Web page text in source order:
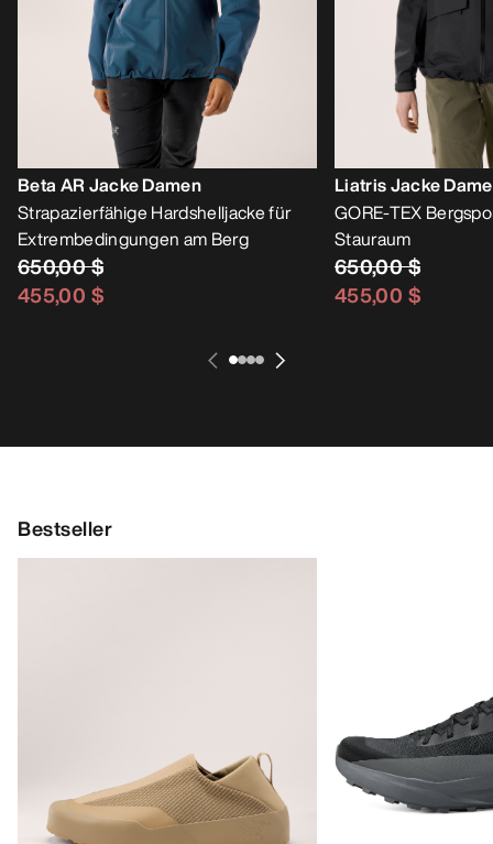
Beta AR Jacke Damen
Strapazierfähige Hardshelljacke für
Extrembedingungen am Berg
650,00 $
455,00 $
Liatris Jacke
GORE-TEX
Stauraum
650,00 $
455,00 $
Bestseller